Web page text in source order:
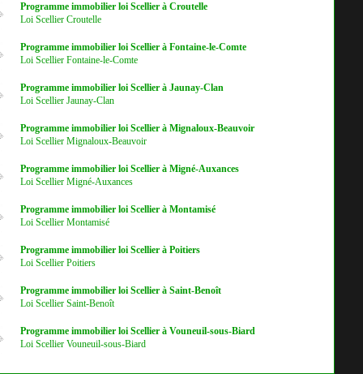
Programme immobilier loi Scellier à Croutelle
Loi Scellier Croutelle
Programme immobilier loi Scellier à Fontaine-le-Comte
Loi Scellier Fontaine-le-Comte
Programme immobilier loi Scellier à Jaunay-Clan
Loi Scellier Jaunay-Clan
Programme immobilier loi Scellier à Mignaloux-Beauvoir
Loi Scellier Mignaloux-Beauvoir
Programme immobilier loi Scellier à Migné-Auxances
Loi Scellier Migné-Auxances
Programme immobilier loi Scellier à Montamisé
Loi Scellier Montamisé
Programme immobilier loi Scellier à Poitiers
Loi Scellier Poitiers
Programme immobilier loi Scellier à Saint-Benoît
Loi Scellier Saint-Benoît
Programme immobilier loi Scellier à Vouneuil-sous-Biard
Loi Scellier Vouneuil-sous-Biard